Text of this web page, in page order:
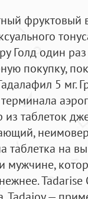
фруктовый
Голд один
покупку,
5 мг.
таблеток
таблетка на
Tadarise